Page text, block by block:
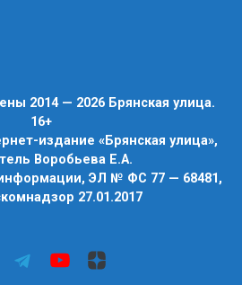
2014 — 2026 Брянская улица.
16+
издание «Брянская улица»,
Воробьева Е.А.
ЭЛ № ФС 77 — 68481,
27.01.2017